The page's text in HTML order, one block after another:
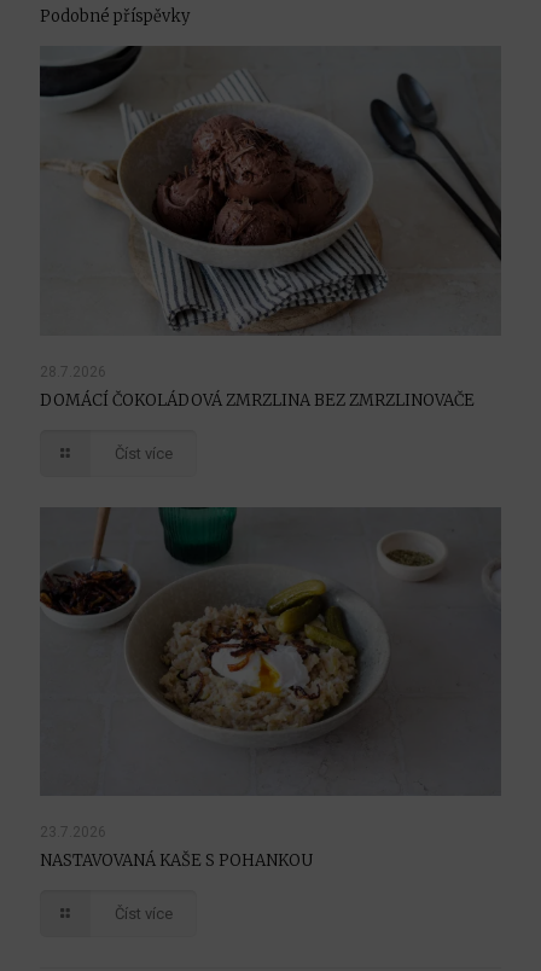
Podobné příspěvky
28.7.2026
DOMÁCÍ ČOKOLÁDOVÁ ZMRZLINA BEZ ZMRZLINOVAČE
Číst více
23.7.2026
NASTAVOVANÁ KAŠE S POHANKOU
Číst více